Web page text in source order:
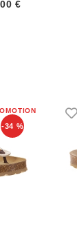
€
-34 %